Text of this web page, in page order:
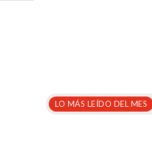
LO MÁS LEÍDO DEL MES